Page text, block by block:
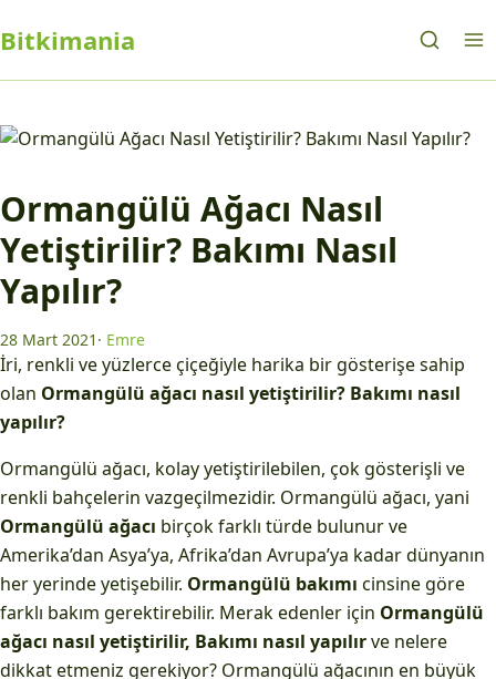
Bitkimania
Ormangülü Ağacı Nasıl
Yetiştirilir? Bakımı Nasıl
Yapılır?
28 Mart 2021 · Emre
İri, renkli ve yüzlerce çiçeğiyle harika bir gösterişe sahip
olan Ormangülü ağacı nasıl yetiştirilir? Bakımı nasıl
yapılır?
Ormangülü ağacı, kolay yetiştirilebilen, çok gösterişli ve
renkli bahçelerin vazgeçilmezidir. Ormangülü ağacı, yani
Ormangülü ağacı birçok farklı türde bulunur ve
Amerika’dan Asya’ya, Afrika’dan Avrupa’ya kadar dünyanın
her yerinde yetişebilir. Ormangülü bakımı cinsine göre
farklı bakım gerektirebilir. Merak edenler için Ormangülü
ağacı nasıl yetiştirilir, Bakımı nasıl yapılırve nelere
dikkat etmeniz gerekiyor? Ormangülü ağacının en büyük